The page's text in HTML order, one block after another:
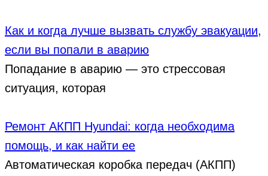
Как и когда лучше вызвать службу эвакуации,
если вы попали в аварию
Попадание в аварию — это стрессовая
ситуация, которая
Ремонт АКПП Hyundai: когда необходима
помощь, и как найти ее
Автоматическая коробка передач (АКПП)